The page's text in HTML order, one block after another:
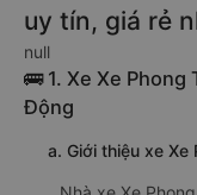
uy tín, giá rẻ
null
🚌 1. Xe Xe
Động
a. Giới thiệu xe Xe